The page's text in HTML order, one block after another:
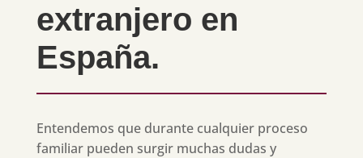
extranjero en
España.
Entendemos que durante cualquier proceso
familiar pueden surgir muchas dudas y